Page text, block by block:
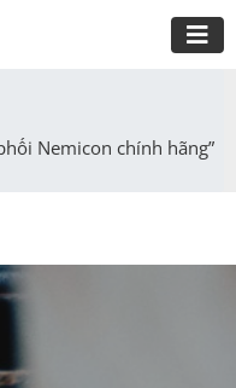
Nemicon chính hãng”